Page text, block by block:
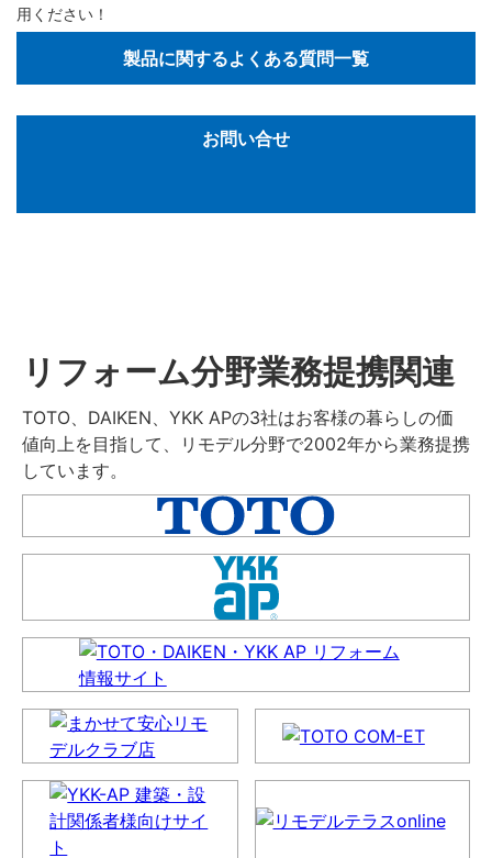
用ください！
製品に関するよくある質問一覧
お問い合せ
リフォーム分野業務提携関連
TOTO、DAIKEN、YKK APの3社はお客様の暮らしの価
値向上を目指して、リモデル分野で2002年から業務提携
しています。